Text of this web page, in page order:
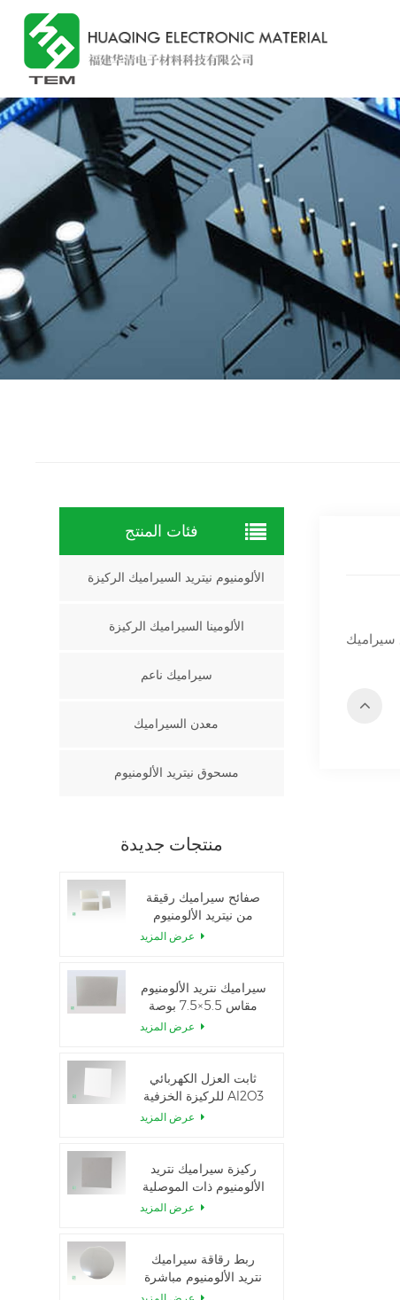
فئات المنتج
الألومنيوم نيتريد السيراميك الركيزة
الألومينا السيراميك الركيزة
سيراميك ناعم
معدن السيراميك
مسحوق نيتريد الألومنيوم
منتجات جديدة
صفائح سيراميك رقيقة
من نيتريد الألومنيوم
المصقولة حسب الطلب
سيراميك نتريد الألومنيوم
مقاس 5.5×7.5 بوصة
المستخدم في وحدة
ثابت العزل الكهربائي
للركيزة الخزفية Al2O3
ركيزة سيراميك نتريد
الألومنيوم ذات الموصلية
الحرارية العالية
ربط رقاقة سيراميك
نتريد الألومنيوم مباشرة